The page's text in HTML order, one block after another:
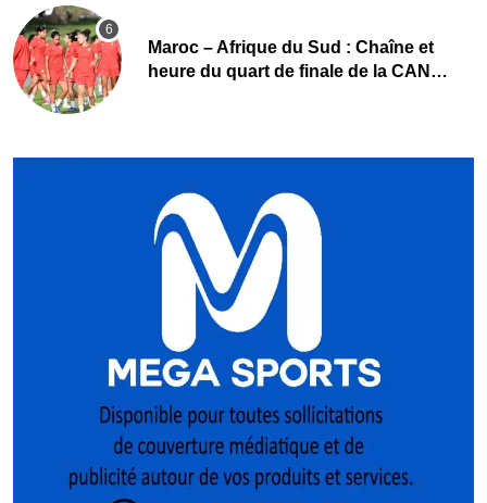
Maroc – Afrique du Sud : Chaîne et
heure du quart de finale de la CAN